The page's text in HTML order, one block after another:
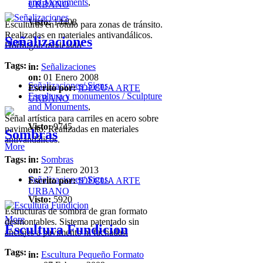
and Monuments,
Visto:14408
More
URBANO
Esculturas en rótulo para zonas de tránsito.
Realizadas en materiales antivandálicos.
Hormigón modelado.
Tags:
Señalizaciones/ Signs,,
Escultura y monumentos / Sculpture
and Monuments,
Visto:9745
More
Señalizaciones
in: Señalizaciones
on: 01 Enero 2008
Escrito por:IDECUA ARTE
URBANO
Señal artística para carriles en acero sobre
pavimento. Realizadas en materiales
antivandálicos.
Tags:
Señalizaciones/ Signs,
Visto: 5920
More
Sombras
in: Sombras
on: 27 Enero 2013
Escrito por:IDECUA ARTE
URBANO
Estructuras de sombra de gran formato
desmontables. Sistema patentado sin
anclajes a pavimento ni fachadas.
Tags:
Escultura Fundicion
in: Escultura Pequeño Formato